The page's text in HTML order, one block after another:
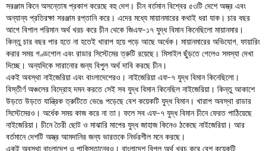
সরঞ্জাম কিনে অসন্তোষ প্রকাশ করেছে বহু দেশ। চীন বর্তমান বিশ্বের ৫৩টি দেশে অস্ত্র এবং
অন্যান্য প্রতিরক্ষা সরঞ্জাম রপ্তানি করে। এদের মধ্যে মায়ানমারের কথাই ধরা যাক। চার বছর
আগে বিশাল পরিমান অর্থ খরচ করে চীন থেকে জিএফ-১৭ যুদ্ধ বিমান কিনেছিলো মায়ানমার।
কিন্তু চার বছর পার হতে না হতেই খারাপ হয়ে পড়ে আছে অর্ধেক। মায়ানমারের অভিযোগ, ফায়ারিং
করার সময় গণ্ডগোল এবং রাডার সিস্টেমের ত্রুটি রয়েছে। মিসাইল ছুঁড়তে গেলেও সমস্যা দেখা
দিচ্ছে। অন্যদিকে সারানোর জন্য বিপুল অর্থ দাবি করছে চীন।
একই অবস্থা নাইজেরিয়া এবং বাংলাদেশেরও। নাইজেরিয়া এফ-৭ যুদ্ধ বিমান কিনেছিলো।
বিস্তীর্ণ অঞ্চলের বিদ্রোহ দমন করতে সেই সব যুদ্ধ বিমান কিনেছিল নাইজেরিয়া। কিন্তু আকাশে
উড়তে উড়তে যান্ত্রিক ত্রুটিতে ভেঙে পড়েছে বেশ কয়েকটি যুদ্ধ বিমান। খারাপ অবস্থা রাডার
সিস্টেমেরও। অর্ধেক সময় কাজ করে না তা। ফলে সব এফ-৭ যুদ্ধ বিমান চীনে ফেরত পাঠিয়েছে
নাইজেরিয়া। চীনে তৈরী ছোট ও মাঝারি মাপের যুদ্ধ জাহাজ কিনেও ঠকেছে নাইজেরিয়া। আর
বর্তমানে দেশটি অস্ত্র আমদানির জন্য ভারতকে নির্ভরশীল মনে করছে।
একই অবস্থা বাংলাদেশ ও পাকিস্তানেরও। বাংলাদেশ বিপুল অর্থ খরচ করে বেশ কয়েকটি